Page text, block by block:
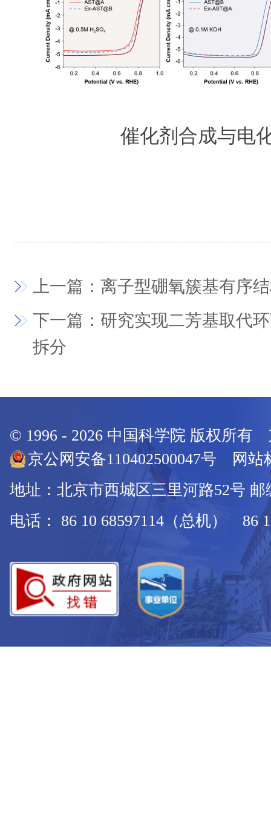
催化剂合成与电
上一篇：离子型硼氧簇基有序
下一篇：研究实现二芳基取代
拆分
© 1996 - 2026 中国科学院 版权所有
京公网安备110402500047号 网站
地址：北京市西城区三里河路52号 邮
电话： 86 10 68597114（总机） 86